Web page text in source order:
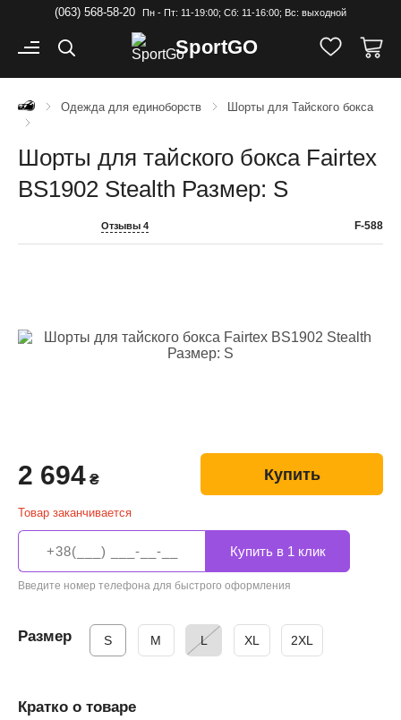
(063) 568-58-20 Пн - Пт: 11-19:00; Cб: 11-16:00; Вс: выходной
SportGO
Одежда для единоборств Шорты для Тайского бокса
Шорты для тайского бокса Fairtex
BS1902 Stealth Размер: S
Отзывы 4 F-588
2 694 ₴
Товар заканчивается
Купить
Введите номер телефона для быстрого оформления
Размер S М L XL 2XL
Кратко о товаре